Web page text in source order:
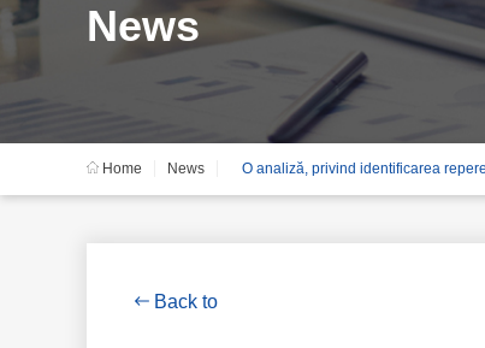
News
Home News O analiză, privind identificarea
Back to